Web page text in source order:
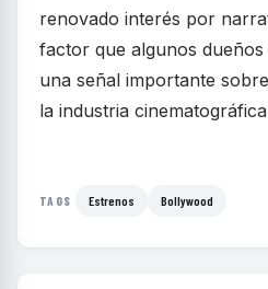
renovado interés por
factor que algunos
una señal importante
la industria
TAGS Estrenos Bollywood